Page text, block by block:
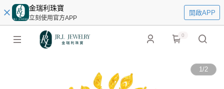
金瑞利珠寶
立刻使用官方APP
開啟APP
0
1/2